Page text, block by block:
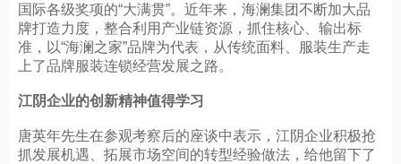
国际各级奖项的“大满贯”。近年来，海澜集团不断加大品
牌打造力度，整合利用产业链资源，抓住核心、输出标
准，以“海澜之家”品牌为代表，从传统面料、服装生产走
上了品牌服装连锁经营发展之路。
江阴企业的创新精神值得学习
唐英年先生在参观考察后的座谈中表示，江阴企业积极抢
抓发展机遇、拓展市场空间的转型经验做法，给他留下了